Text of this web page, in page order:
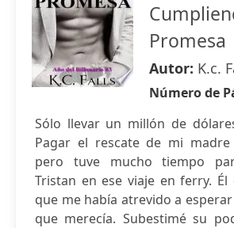
Promesa
Autor: K.c.
Número de
Sólo llevar un millón de
Pagar el rescate de mi
pero tuve mucho tiempo
Tristan en ese viaje en ferry.
que me había atrevido a
que merecía. Subestimé su